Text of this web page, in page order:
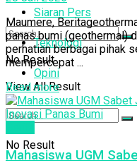
No Result
View All Result
Siaran Pers
Teknologi
Opini
No Result
Maumere,
panas bumi (geothermal)
perhatian berbagai pihak
mempercepat ...
Read more
Mahasiswa UGM